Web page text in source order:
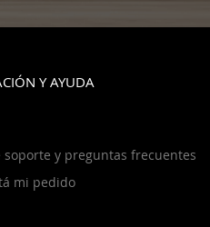
Y AYUDA
soporte y preguntas frecuentes
mi pedido